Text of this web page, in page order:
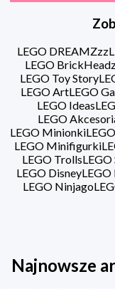
LEGO DREAMZzz
LEGO
LEGO Toy Story
LEGO ArtLEGO
LEGO Ideas
LEGO
LEGO Minionki
LEGO Minifigurki
LEGO TrollsLEGO
LEGO DisneyLEGO
LEGO Ninjago
Najnowsze